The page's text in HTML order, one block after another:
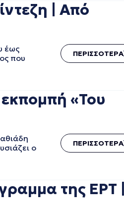
| Από
έως
που
ΠΕΡΙΣΣΟΤΕΡΑ
«Του
ο
ΠΕΡΙΣΣΟΤΕΡΑ
της ΕΡΤ |